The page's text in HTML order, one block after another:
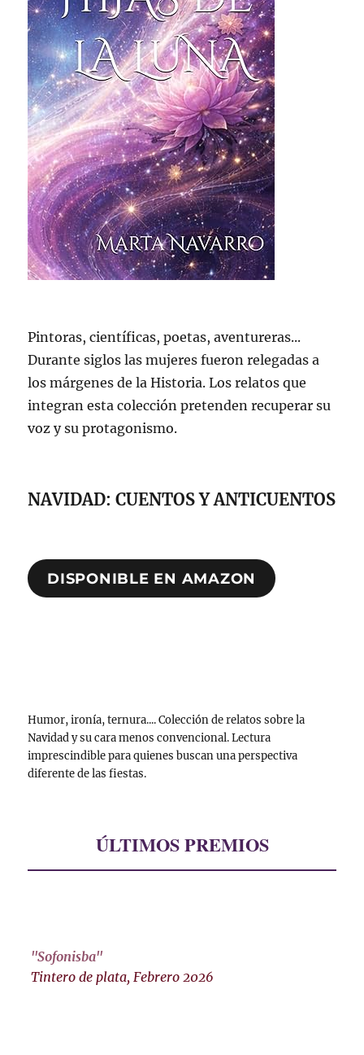
Pintoras, científicas, poetas, aventureras...
Durante siglos las mujeres fueron relegadas a
los márgenes de la Historia. Los relatos que
integran esta colección pretenden recuperar su
voz y su protagonismo.
NAVIDAD: CUENTOS Y ANTICUENTOS
DISPONIBLE EN AMAZON
Humor, ironía, ternura.... Colección de relatos sobre la
Navidad y su cara menos convencional. Lectura
imprescindible para quienes buscan una perspectiva
diferente de las fiestas.
ÚLTIMOS PREMIOS
"Sofonisba"
Tintero de plata, Febrero 2026